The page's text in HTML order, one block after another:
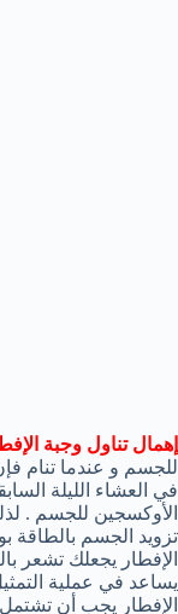
إهمال تناول وجبة
للجسم و عندما تنام
في العشاء الليلة
الأوكسجين للجسم .
تزويد الجسم بالطاقة
الإفطار يجعلك تشعر
يساعد في عملية
الإفطار يجب أن